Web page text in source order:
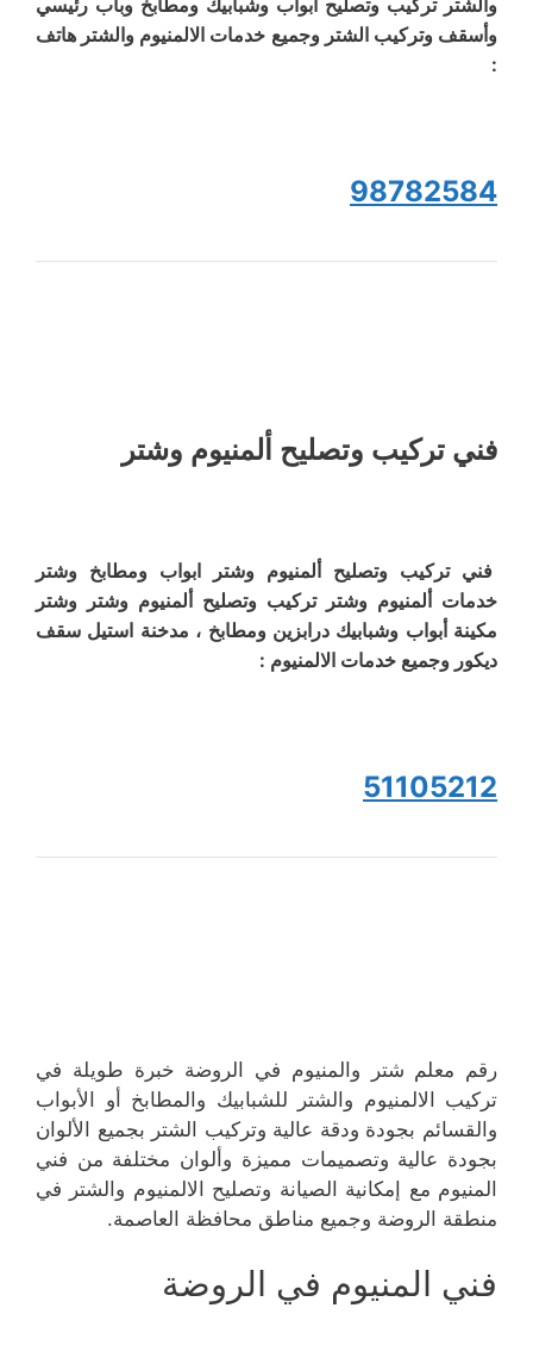
والشتر تركيب وتصليح أبواب وشبابيك ومطابخ وباب رئيسي
وأسقف وتركيب الشتر وجميع خدمات الالمنيوم والشتر هاتف
:
98782584
فني تركيب وتصليح ألمنيوم وشتر
فني تركيب وتصليح ألمنيوم وشتر ابواب ومطابخ وشتر
خدمات ألمنيوم وشتر تركيب وتصليح ألمنيوم وشتر وشتر
مكينة أبواب وشبابيك درابزين ومطابخ ، مدخنة استيل سقف
ديكور وجميع خدمات الالمنيوم :
51105212
رقم معلم شتر والمنيوم في الروضة خبرة طويلة في
تركيب الالمنيوم والشتر للشبابيك والمطابخ أو الأبواب
والقسائم بجودة ودقة عالية وتركيب الشتر بجميع الألوان
بجودة عالية وتصميمات مميزة وألوان مختلفة من فني
المنيوم مع إمكانية الصيانة وتصليح الالمنيوم والشتر في
منطقة الروضة وجميع مناطق محافظة العاصمة.
فني المنيوم في الروضة